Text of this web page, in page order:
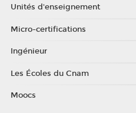
Unités d'enseignement
Micro-certifications
Ingénieur
Les Écoles du Cnam
Moocs